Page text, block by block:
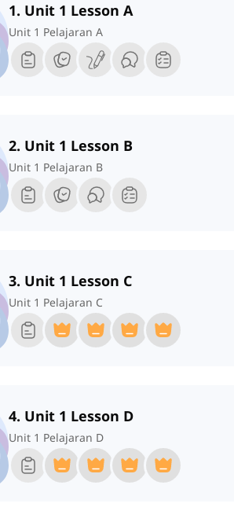
1. Unit 1 Lesson A
Unit 1 Pelajaran A
2. Unit 1 Lesson B
Unit 1 Pelajaran B
3. Unit 1 Lesson C
Unit 1 Pelajaran C
4. Unit 1 Lesson D
Unit 1 Pelajaran D